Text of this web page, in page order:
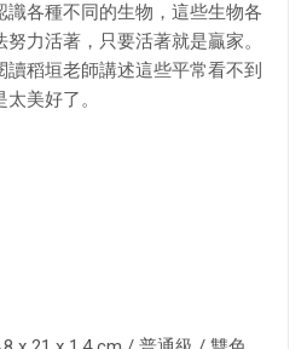
各種不同的生物，這些生物各
力活著，只要活著就是贏家。
稻垣老師講述這些平常看不到
美好了。